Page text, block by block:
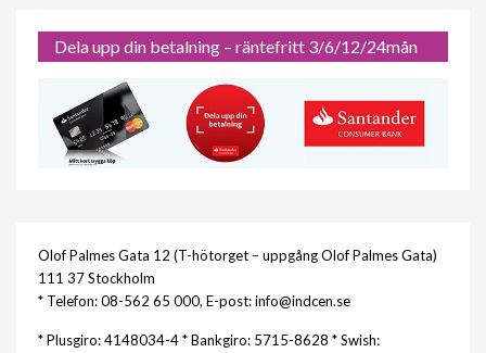
Dela upp din betalning – räntefritt 3/6/12/24mån
Olof Palmes Gata 12 (T-hötorget – uppgång Olof Palmes Gata)
111 37 Stockholm
* Telefon: 08-562 65 000, E-post: info@indcen.se
* Plusgiro: 4148034-4 * Bankgiro: 5715-8628 * Swish: